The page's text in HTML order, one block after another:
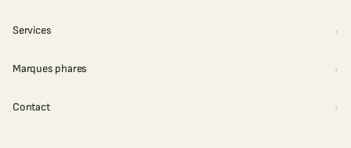
Services
Marques phares
Contact